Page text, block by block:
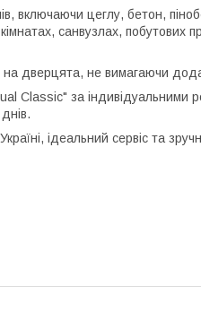
включаючи цеглу, бетон,
санвузлах, побутових
на дверцята, не вимагаючи
Classic" за індивідуальними
ідеальний сервіс та